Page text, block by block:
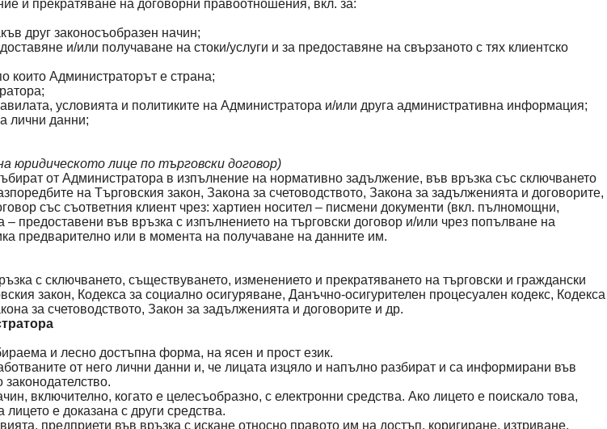
и прекратяване на договорни правоотношения, вкл. за:
друг законосъобразен начин;
и/или получаване на стоки/услуги и за предоставяне на свързаното с тях клиентско
които Администраторът е страна;
условията и политиките на Администратора и/или друга административна информация;
лични данни;
юридическото лице по търговски договор)
от Администратора в изпълнение на нормативно задължение, във връзка със сключването
на Търговския закон, Закона за счетоводството, Закона за задълженията и договорите,
със съответния клиент чрез: хартиен носител – писмени документи (вкл. пълномощни,
във връзка с изпълнението на търговски договор и/или чрез попълване на
предварително или в момента на получаване на данните им.
с сключването, съществуването, изменението и прекратяването на търговски и граждански
закон, Кодекса за социално осигуряване, Данъчно-осигурителен процесуален кодекс, Кодекса
за счетоводството, Закон за задълженията и договорите и др.
и лесно достъпна форма, на ясен и прост език.
от него лични данни и, че лицата изцяло и напълно разбират и са информирани във
включително, когато е целесъобразно, с електронни средства. Ако лицето е поискало това,
е доказана с други средства.
предприети във връзка с искане относно правото им на достъп, коригиране, изтриване,